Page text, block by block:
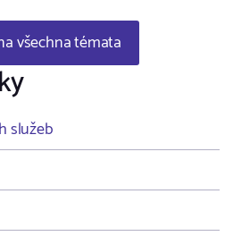
všechna témata
služeb